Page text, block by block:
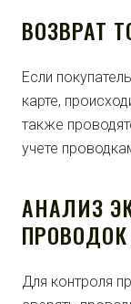
ВОЗВРАТ
Если
карте,
также
учете
АНАЛИЗ
ПРОВОДОК
Для контроля